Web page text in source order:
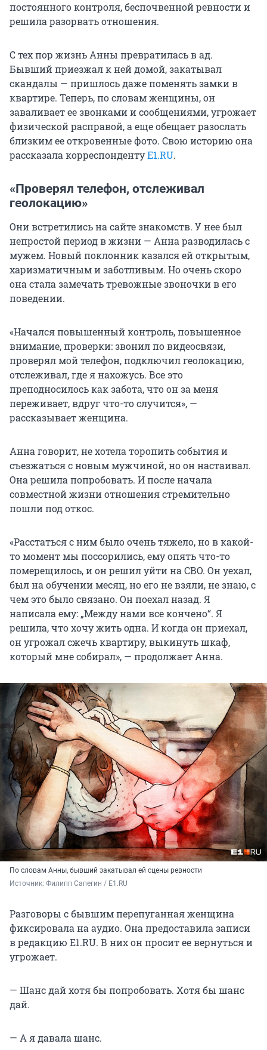
постоянного контроля, беспочвенной ревности и
решила разорвать отношения.
С тех пор жизнь Анны превратилась в ад.
Бывший приезжал к ней домой, закатывал
скандалы — пришлось даже поменять замки в
квартире. Теперь, по словам женщины, он
заваливает ее звонками и сообщениями, угрожает
физической расправой, а еще обещает разослать
близким ее откровенные фото. Свою историю она
рассказала корреспондентуE1.RU.
«Проверял телефон, отслеживал
геолокацию»
Они встретились на сайте знакомств. У нее был
непростой период в жизни — Анна разводилась с
мужем. Новый поклонник казался ей открытым,
харизматичным и заботливым. Но очень скоро
она стала замечать тревожные звоночки в его
поведении.
«Начался повышенный контроль, повышенное
внимание, проверки: звонил по видеосвязи,
проверял мой телефон, подключил геолокацию,
отслеживал, где я нахожусь. Все это
преподносилось как забота, что он за меня
переживает, вдруг что-то случится», —
рассказывает женщина.
Анна говорит, не хотела торопить события и
съезжаться с новым мужчиной, но он настаивал.
Она решила попробовать. И после начала
совместной жизни отношения стремительно
пошли под откос.
«Расстаться с ним было очень тяжело, но в какой-
то момент мы поссорились, ему опять что-то
померещилось, и он решил уйти на СВО. Он уехал,
был на обучении месяц, но его не взяли, не знаю, с
чем это было связано. Он поехал назад. Я
написала ему: „Между нами все кончено“. Я
решила, что хочу жить одна. И когда он приехал,
он угрожал сжечь квартиру, выкинуть шкаф,
который мне собирал», — продолжает Анна.
По словам Анны, бывший закатывал ей сцены ревности
Источник: Филипп Сапегин / E1.RU
Разговоры с бывшим перепуганная женщина
фиксировала на аудио. Она предоставила записи
в редакцию E1.RU. В них он просит ее вернуться и
угрожает.
— Шанс дай хотя бы попробовать. Хотя бы шанс
дай.
— А я давала шанс.